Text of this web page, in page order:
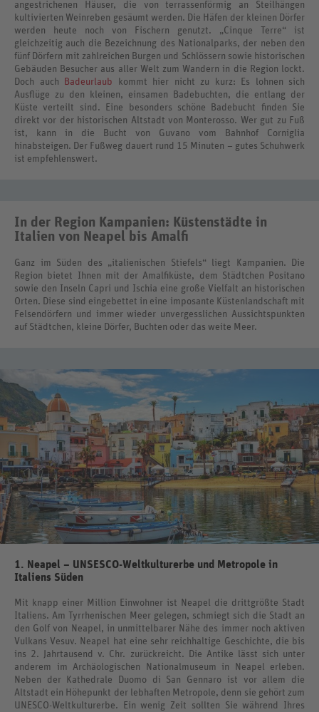
angestrichenen Häuser, die von terrassenförmig an Steilhängen
kultivierten Weinreben gesäumt werden. Die Häfen der kleinen Dörfer
werden heute noch von Fischern genutzt. „Cinque Terre“ ist
gleichzeitig auch die Bezeichnung des Nationalparks, der neben den
fünf Dörfern mit zahlreichen Burgen und Schlössern sowie historischen
Gebäuden Besucher aus aller Welt zum Wandern in die Region lockt.
Doch auch
Badeurlaub kommt hier nicht zu kurz: Es lohnen sich
Ausflüge zu den kleinen, einsamen Badebuchten, die entlang der
Küste verteilt sind. Eine besonders schöne Badebucht finden Sie
direkt vor der historischen Altstadt von Monterosso. Wer gut zu Fuß
ist, kann in die Bucht von Guvano vom Bahnhof Corniglia
hinabsteigen. Der Fußweg dauert rund 15 Minuten – gutes Schuhwerk
ist empfehlenswert.
In der Region Kampanien: Küstenstädte in
Italien von Neapel bis Amalfi
Ganz im Süden des „italienischen Stiefels“ liegt Kampanien. Die
Region bietet Ihnen mit der Amalfiküste, dem Städtchen Positano
sowie den Inseln Capri und Ischia eine große Vielfalt an historischen
Orten. Diese sind eingebettet in eine imposante Küstenlandschaft mit
Felsendörfern und immer wieder unvergesslichen Aussichtspunkten
auf Städtchen, kleine Dörfer, Buchten oder das weite Meer.
1. Neapel – UNSESCO-Weltkulturerbe und Metropole in
Italiens Süden
Mit knapp einer Million Einwohner ist Neapel die drittgrößte Stadt
Italiens. Am Tyrrhenischen Meer gelegen, schmiegt sich die Stadt an
den Golf von Neapel, in unmittelbarer Nähe des immer noch aktiven
Vulkans Vesuv. Neapel hat eine sehr reichhaltige Geschichte, die bis
ins 2. Jahrtausend v. Chr. zurückreicht. Die Antike lässt sich unter
anderem im Archäologischen Nationalmuseum in Neapel erleben.
Neben der Kathedrale Duomo di San Gennaro ist vor allem die
Altstadt ein Höhepunkt der lebhaften Metropole, denn sie gehört zum
UNESCO-Weltkulturerbe. Ein wenig Zeit sollten Sie während Ihres